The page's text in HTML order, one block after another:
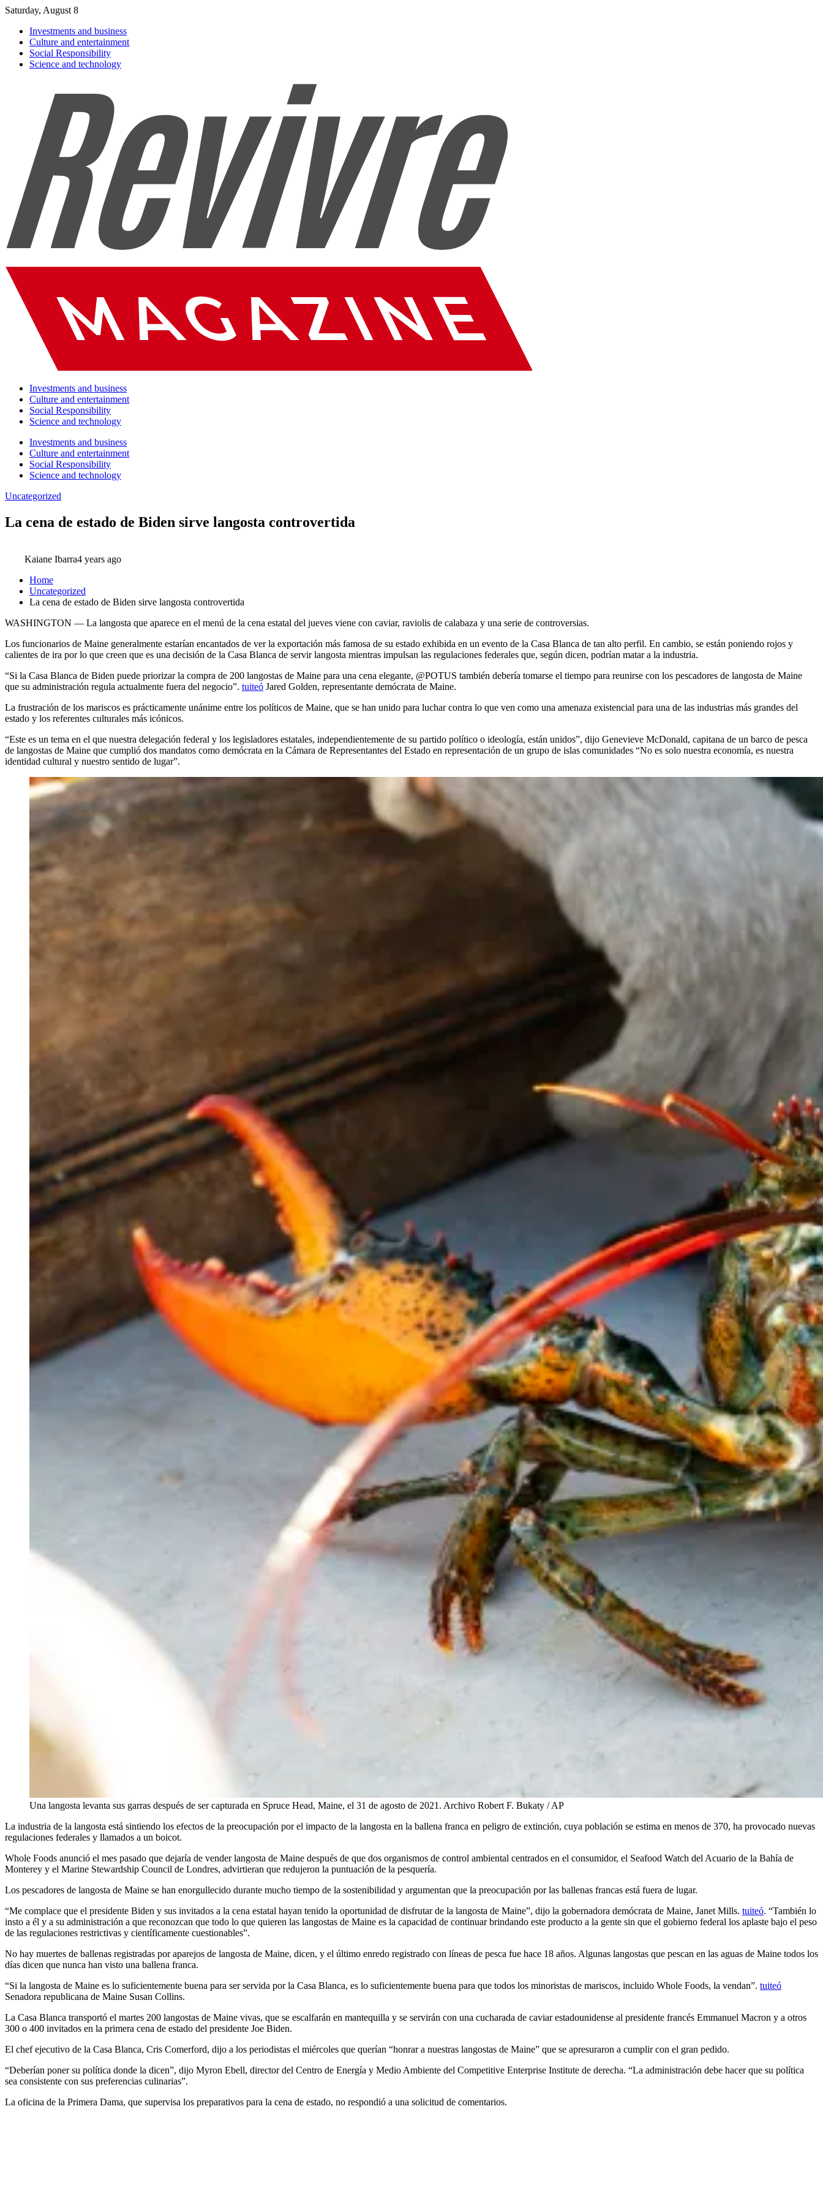
Saturday, August 8
Investments and business
Culture and entertainment
Social Responsibility
Science and technology
Investments and business
Culture and entertainment
Social Responsibility
Science and technology
Investments and business
Culture and entertainment
Social Responsibility
Science and technology
Uncategorized
La cena de estado de Biden sirve langosta controvertida
Kaiane Ibarra4 years ago
Home
Uncategorized
La cena de estado de Biden sirve langosta controvertida
WASHINGTON — La langosta que aparece en el menú de la cena estatal del jueves viene con caviar, raviolis de calabaza y una serie de controversias.
Los funcionarios de Maine generalmente estarían encantados de ver la exportación más famosa de su estado exhibida en un evento de la Casa Blanca de tan alto perfil. En cambio, se están poniendo rojos y
calientes de ira por lo que creen que es una decisión de la Casa Blanca de servir langosta mientras impulsan las regulaciones federales que, según dicen, podrían matar a la industria.
“Si la Casa Blanca de Biden puede priorizar la compra de 200 langostas de Maine para una cena elegante, @POTUS también debería tomarse el tiempo para reunirse con los pescadores de langosta de Maine
que su administración regula actualmente fuera del negocio”. tuiteó Jared Golden, representante demócrata de Maine.
La frustración de los mariscos es prácticamente unánime entre los políticos de Maine, que se han unido para luchar contra lo que ven como una amenaza existencial para una de las industrias más grandes del
estado y los referentes culturales más icónicos.
“Este es un tema en el que nuestra delegación federal y los legisladores estatales, independientemente de su partido político o ideología, están unidos”, dijo Genevieve McDonald, capitana de un barco de pesca
de langostas de Maine que cumplió dos mandatos como demócrata en la Cámara de Representantes del Estado en representación de un grupo de islas comunidades “No es solo nuestra economía, es nuestra
identidad cultural y nuestro sentido de lugar”.
Una langosta levanta sus garras después de ser capturada en Spruce Head, Maine, el 31 de agosto de 2021. Archivo Robert F. Bukaty / AP
La industria de la langosta está sintiendo los efectos de la preocupación por el impacto de la langosta en la ballena franca en peligro de extinción, cuya población se estima en menos de 370, ha provocado nuevas
regulaciones federales y llamados a un boicot.
Whole Foods anunció el mes pasado que dejaría de vender langosta de Maine después de que dos organismos de control ambiental centrados en el consumidor, el Seafood Watch del Acuario de la Bahía de
Monterey y el Marine Stewardship Council de Londres, advirtieran que redujeron la puntuación de la pesquería.
Los pescadores de langosta de Maine se han enorgullecido durante mucho tiempo de la sostenibilidad y argumentan que la preocupación por las ballenas francas está fuera de lugar.
“Me complace que el presidente Biden y sus invitados a la cena estatal hayan tenido la oportunidad de disfrutar de la langosta de Maine”, dijo la gobernadora demócrata de Maine, Janet Mills. tuiteó. “También lo
insto a él y a su administración a que reconozcan que todo lo que quieren las langostas de Maine es la capacidad de continuar brindando este producto a la gente sin que el gobierno federal los aplaste bajo el peso
de las regulaciones restrictivas y científicamente cuestionables”.
No hay muertes de ballenas registradas por aparejos de langosta de Maine, dicen, y el último enredo registrado con líneas de pesca fue hace 18 años. Algunas langostas que pescan en las aguas de Maine todos los
días dicen que nunca han visto una ballena franca.
“Si la langosta de Maine es lo suficientemente buena para ser servida por la Casa Blanca, es lo suficientemente buena para que todos los minoristas de mariscos, incluido Whole Foods, la vendan”. tuiteó
Senadora republicana de Maine Susan Collins.
La Casa Blanca transportó el martes 200 langostas de Maine vivas, que se escalfarán en mantequilla y se servirán con una cucharada de caviar estadounidense al presidente francés Emmanuel Macron y a otros
300 o 400 invitados en la primera cena de estado del presidente Joe Biden.
El chef ejecutivo de la Casa Blanca, Cris Comerford, dijo a los periodistas el miércoles que querían “honrar a nuestras langostas de Maine” que se apresuraron a cumplir con el gran pedido.
“Deberían poner su política donde la dicen”, dijo Myron Ebell, director del Centro de Energía y Medio Ambiente del Competitive Enterprise Institute de derecha. “La administración debe hacer que su política
sea consistente con sus preferencias culinarias”.
La oficina de la Primera Dama, que supervisa los preparativos para la cena de estado, no respondió a una solicitud de comentarios.